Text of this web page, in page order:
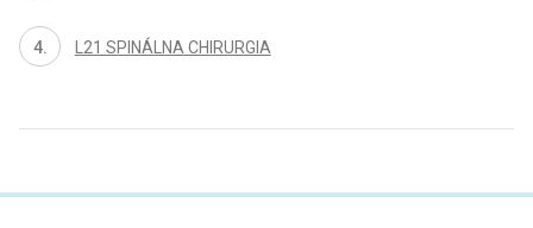
L21 SPINÁLNA CHIRURGIA